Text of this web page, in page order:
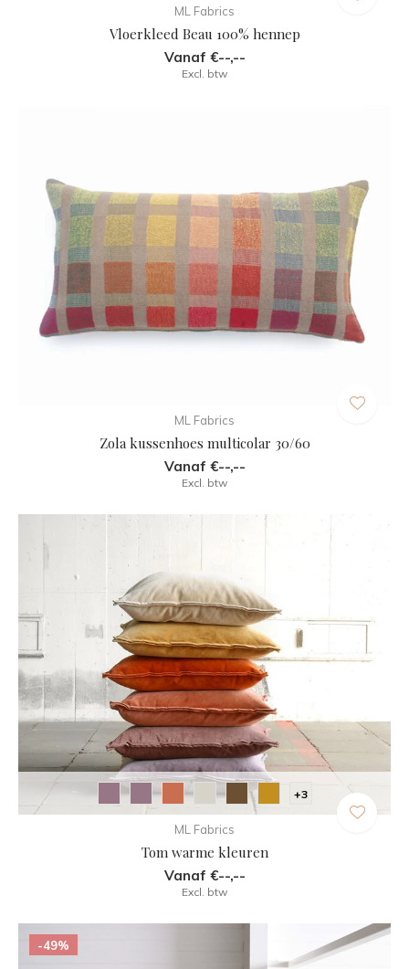
ML Fabrics
Vloerkleed Beau 100% hennep
Vanaf €--,--
Excl. btw
ML Fabrics
Zola kussenhoes multicolar 30/60
Vanaf €--,--
Excl. btw
+3
ML Fabrics
Tom warme kleuren
Vanaf €--,--
Excl. btw
-49%